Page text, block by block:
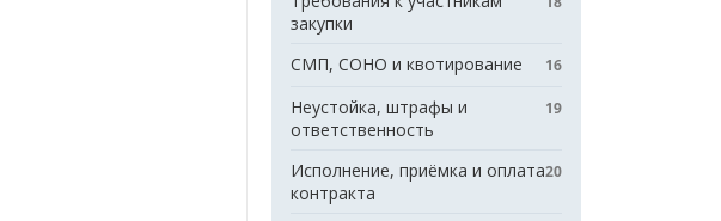
закупки
СМП, СОНО и квотирование 16
Неустойка, штрафы и
ответственность
19
Исполнение, приёмка и оплата
контракта
20